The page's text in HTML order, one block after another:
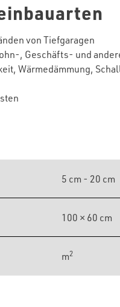
von Tiefgaragen
, Geschäfts- und
Wärmedämmung,
5 cm - 20 cm
100 × 60 cm
m2